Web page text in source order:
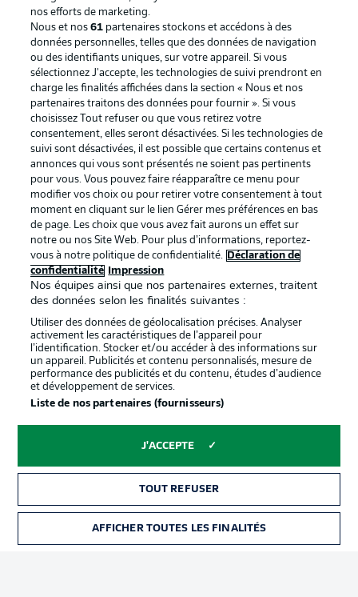
Football as it's meant to be
BUNDESLIGA APP
Proposé par
services
Mentions Légales Gérer mes préférences
nos efforts de marketing.
Nous et nos61 partenaires stockons et accédons à des
données personnelles, telles que des données de navigation
ou des identifiants uniques, sur votre appareil. Si vous
sélectionnez J'accepte, les technologies de suivi prendront en
charge les finalités affichées dans la section « Nous et nos
partenaires traitons des données pour fournir ». Si vous
choisissez Tout refuser ou que vous retirez votre
consentement, elles seront désactivées. Si les technologies de
suivi sont désactivées, il est possible que certains contenus et
annonces qui vous sont présentés ne soient pas pertinents
pour vous. Vous pouvez faire réapparaître ce menu pour
modifier vos choix ou pour retirer votre consentement à tout
moment en cliquant sur le lien Gérer mes préférences en bas
de page. Les choix que vous avez fait aurons un effet sur
notre ou nos Site Web. Pour plus d’informations, reportez-
vous à notre politique de confidentialité.
Déclaration de
confidentialité
Impression
Nos équipes ainsi que nos partenaires externes, traitent
des données selon les finalités suivantes :
Utiliser des données de géolocalisation précises. Analyser
activement les caractéristiques de l’appareil pour
l’identification. Stocker et/ou accéder à des informations sur
un appareil. Publicités et contenu personnalisés, mesure de
performance des publicités et du contenu, études d’audience
et développement de services.
Liste de nos partenaires (fournisseurs)
J'ACCEPTE
TOUT REFUSER
AFFICHER TOUTES LES FINALITÉS